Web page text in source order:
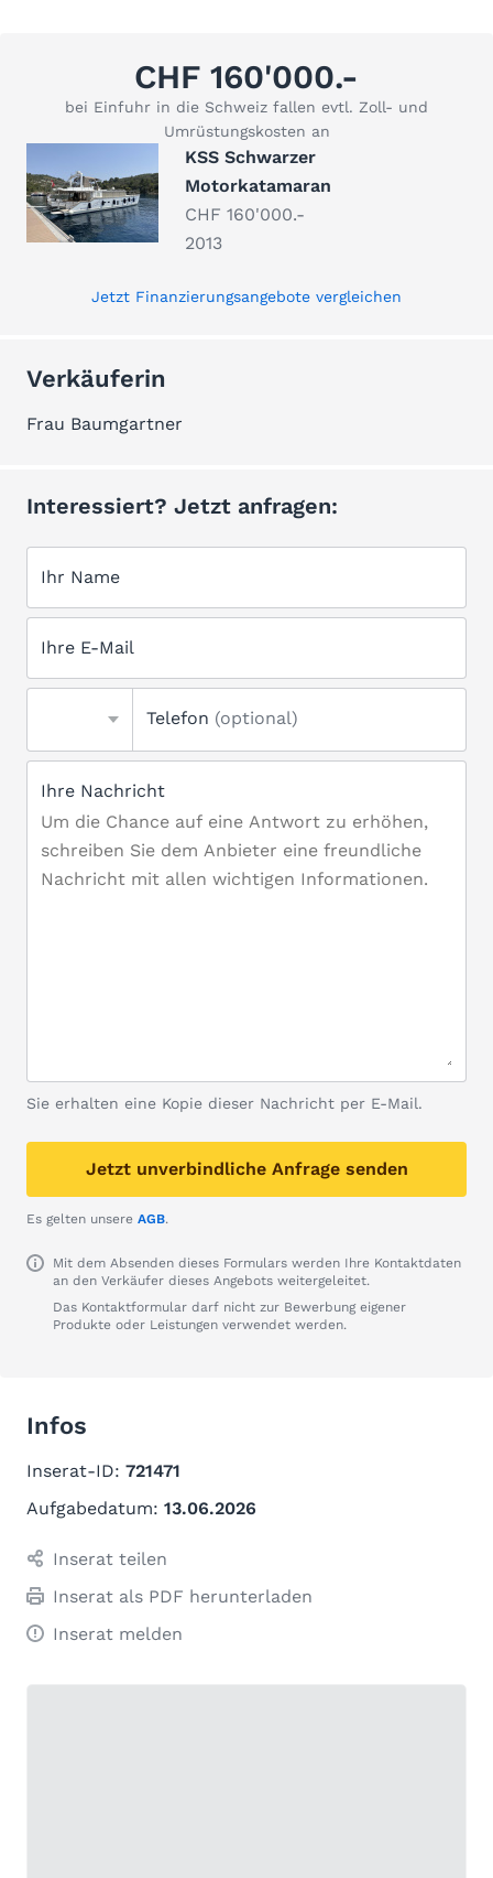
CHF 160'000.-
bei Einfuhr in die Schweiz fallen evtl. Zoll- und
Umrüstungskosten an
KSS Schwarzer
Motorkatamaran
CHF 160'000.-
2013
Jetzt Finanzierungsangebote vergleichen
Verkäuferin
Frau Baumgartner
Interessiert? Jetzt anfragen:
Ihr Name
Ihre E-Mail
Telefon (optional)
Ihre Nachricht
Sie erhalten eine Kopie dieser Nachricht per E-Mail.
Jetzt unverbindliche Anfrage senden
Es gelten unsere AGB.
Mit dem Absenden dieses Formulars werden Ihre Kontaktdaten
an den Verkäufer dieses Angebots weitergeleitet.
Das Kontaktformular darf nicht zur Bewerbung eigener
Produkte oder Leistungen verwendet werden.
Infos
Inserat-ID: 721471
Aufgabedatum: 13.06.2026
Inserat teilen
Inserat als PDF herunterladen
Inserat melden